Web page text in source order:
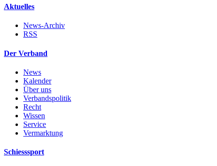
Aktuelles
News-Archiv
RSS
Der Verband
News
Kalender
Über uns
Verbandspolitik
Recht
Wissen
Service
Vermarktung
Schiesssport